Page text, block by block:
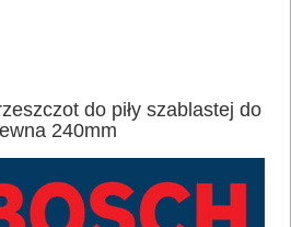
do piły szablastej do
240mm